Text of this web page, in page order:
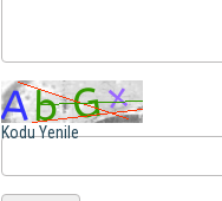
Kodu Yenile